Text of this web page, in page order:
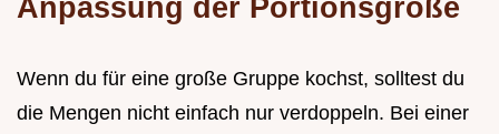
Wenn du für eine große Gruppe kochst, solltest du
die Mengen nicht einfach nur verdoppeln. Bei einer